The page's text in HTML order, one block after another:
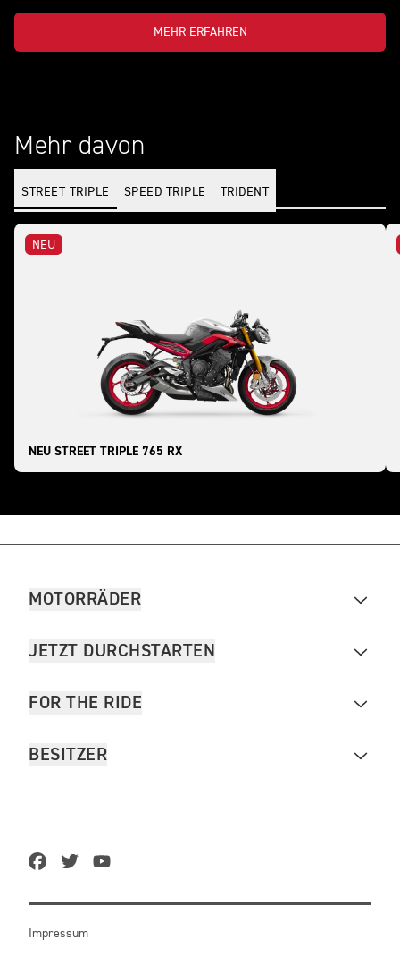
MEHR ERFAHREN
Mehr davon
STREET TRIPLE SPEED TRIPLE TRIDENT
NEU
NEU STREET TRIPLE 765 RX
MOTORRÄDER
JETZT DURCHSTARTEN
FOR THE RIDE
BESITZER
Impressum